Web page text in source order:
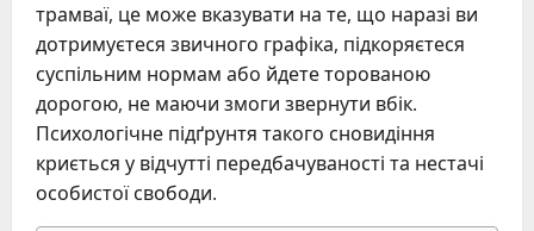
трамваї, це може вказувати на те, що наразі ви
дотримуєтеся звичного графіка, підкоряєтеся
суспільним нормам або йдете торованою
дорогою, не маючи змоги звернути вбік.
Психологічне підґрунтя такого сновидіння
криється у відчутті передбачуваності та нестачі
особистої свободи.